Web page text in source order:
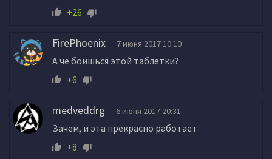
+26
FirePhoenix 7 июня 2017 10:10
А че боишься этой таблетки?
+6
medveddrg 6 июня 2017 20:31
Зачем, и эта прекрасно работает
+8